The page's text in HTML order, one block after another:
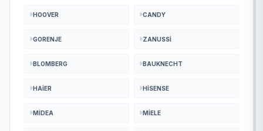
HOOVER CANDY
GORENJE ZANUSSI
BLOMBERG BAUKNECHT
HAIER HISENSE
MIDEA MIELE